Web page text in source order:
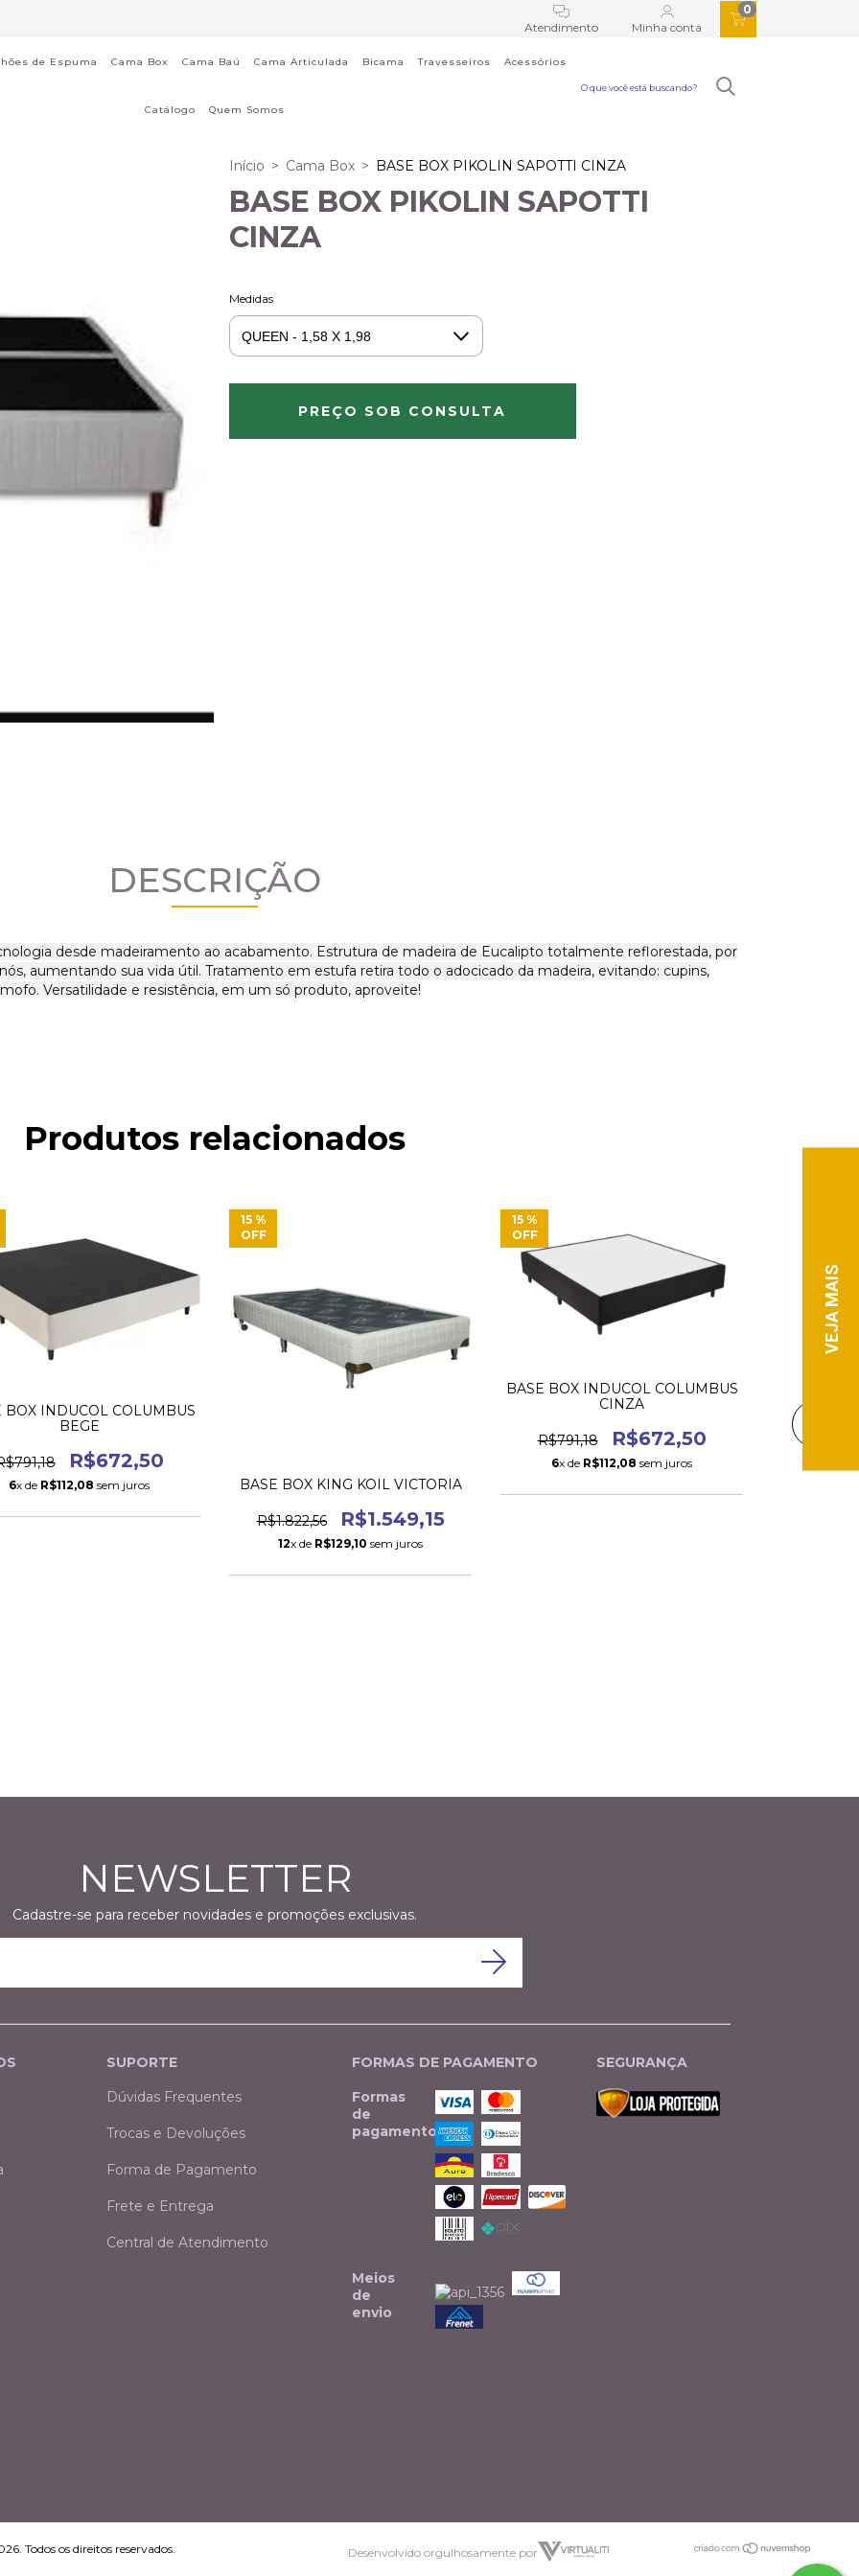
Atendimento Minha conta
0
de Espuma Cama Box Cama Baú Cama Articulada Bicama Travesseiros Acessórios
Catálogo Quem Somos
Início > Cama Box > BASE BOX PIKOLIN SAPOTTI CINZA
BASE BOX PIKOLIN SAPOTTI
CINZA
Medidas
DESCRIÇÃO
desde madeiramento ao acabamento. Estrutura de madeira de Eucalipto totalmente reflorestada, por
aumentando sua vida útil. Tratamento em estufa retira todo o adocicado da madeira, evitando: cupins,
Versatilidade e resistência, em um só produto, aproveite!
Produtos relacionados
BOX INDUCOL COLUMBUS
BEGE
R$672,50
6x de R$112,08 sem juros
15 %
OFF
BASE BOX KING KOIL VICTORIA
R$1.822,56 R$1.549,15
12x de R$129,10 sem juros
15 %
OFF
BASE BOX INDUCOL COLUMBUS
CINZA
R$791,18 R$672,50
6x de R$112,08 sem juros
BASE
9x de
NEWSLETTER
Cadastre-se para receber novidades e promoções exclusivas.
SUPORTE
Dúvidas Frequentes
Trocas e Devoluções
Forma de Pagamento
Frete e Entrega
Central de Atendimento
FORMAS DE PAGAMENTO
Formas
de
pagamento
Meios
de
envio
SEGURANÇA
Todos os direitos reservados. Desenvolvido orgulhosamente por